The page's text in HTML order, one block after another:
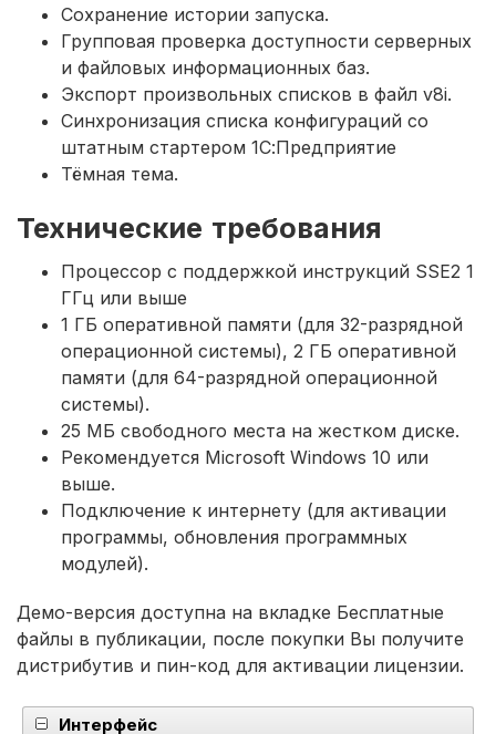
Сохранение истории запуска.
Групповая проверка доступности серверных
и файловых информационных баз.
Экспорт произвольных списков в файл v8i.
Синхронизация списка конфигураций со
штатным стартером 1С:Предприятие
Тёмная тема.
Технические требования
Процессор с поддержкой инструкций SSE2 1
ГГц или выше
1 ГБ оперативной памяти (для 32-разрядной
операционной системы), 2 ГБ оперативной
памяти (для 64-разрядной операционной
системы).
25 МБ свободного места на жестком диске.
Рекомендуется Microsoft Windows 10 или
выше.
Подключение к интернету (для активации
программы, обновления программных
модулей).
Демо-версия доступна на вкладке Бесплатные
файлы в публикации, после покупки Вы получите
дистрибутив и пин-код для активации лицензии.
Интерфейс